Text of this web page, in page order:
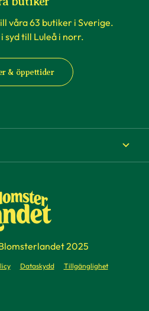
våra 63 butiker i Sverige.
syd till Luleå i norr.
& öppettider
2025
Dataskydd Tillgänglighet